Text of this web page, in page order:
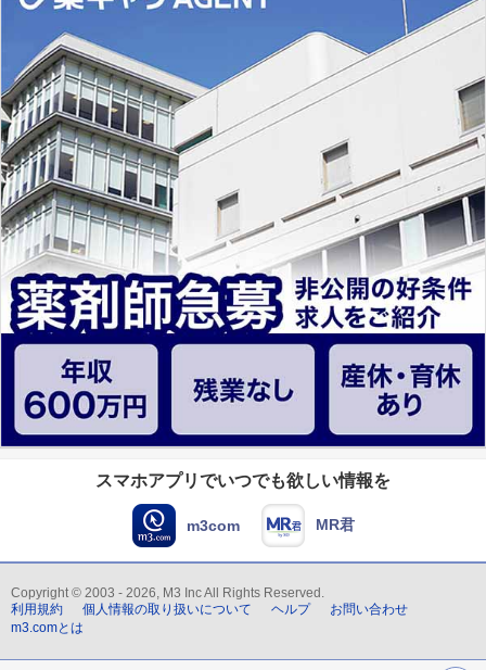
スマホアプリでいつでも欲しい情報を
m3com MR君
Copyright © 2003 - 2026, M3 Inc All Rights Reserved.
利用規約
個人情報の取り扱いについて ヘルプ
お問い合わせ
m3.comとは